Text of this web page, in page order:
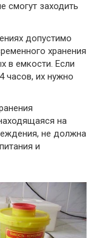
смогут заходить
допустимо
хранения
в емкости. Если
часов, их нужно
на
не должна
и